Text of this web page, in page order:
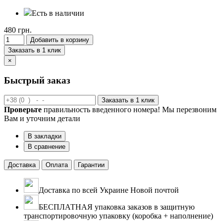
Есть в наличии
480 грн.
Добавить в корзину
Заказать в 1 клик
×
Быстрый заказ
Заказать в 1 клик
Проверьте правильность введенного номера! Мы перезвоним
Вам и уточним детали
В закладки
В сравнение
Доставка Оплата Гарантии
Доставка по всей Украине Новой почтой
БЕСПЛАТНАЯ упаковка заказов в защитную
транспортировочную упаковку (коробка + наполнение)